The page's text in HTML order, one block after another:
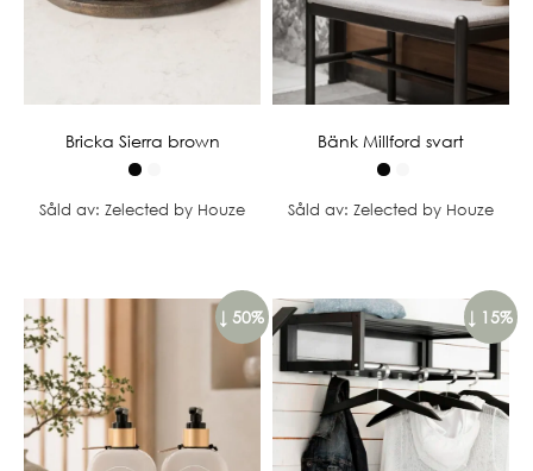
Bricka Sierra brown
Såld av: Zelected by Houze
Bänk Millford svart
Såld av: Zelected by Houze
↓ 50% ↓ 15%